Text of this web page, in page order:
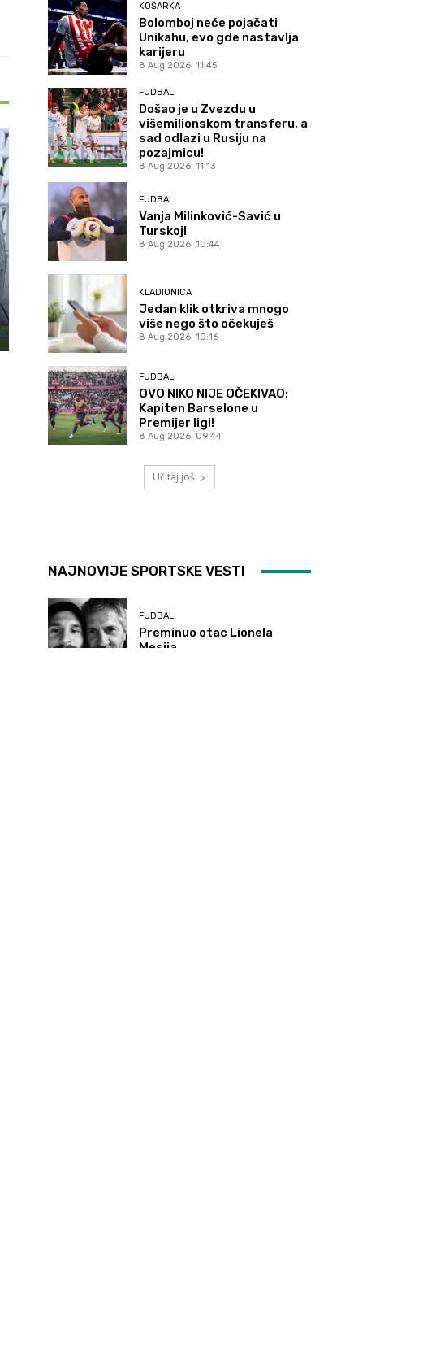
KOŠARKA
Bolomboj neće pojačati
Unikahu, evo gde nastavlja
karijeru
8 Aug 2026. 11:45
FUDBAL
Došao je u Zvezdu u
višemilionskom transferu, a
sad odlazi u Rusiju na
pozajmicu!
8 Aug 2026. 11:13
FUDBAL
Vanja Milinković-Savić u
Turskoj!
8 Aug 2026. 10:44
KLADIONICA
Jedan klik otkriva mnogo
više nego što očekuješ
8 Aug 2026. 10:16
FUDBAL
OVO NIKO NIJE OČEKIVAO:
Kapiten Barselone u
Premijer ligi!
8 Aug 2026. 09:44
Učitaj još